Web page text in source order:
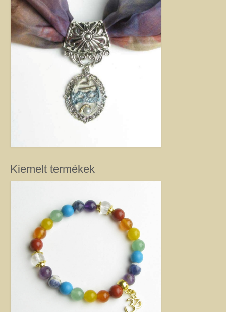
féldrágakő ékszer olyan különleges és értékes ajándék lehet, amely “nem
köszön vissza az utcán”. Szerette egyéniségéhez, stílusához és az általa
kedvelt színekhez illő egyedi vagy kis szériás Harmónia ékszer garantáltan
örömöt szerez.
Drót ékszer
Nincs két egyforma dróthajlításos ékszer, mint ahogy nincs két egyforma
egyéniség sem. A kőbefoglalással készült ékszernél nem csak a kő színe és
formája egyedi, hanem a mód, ahogy az adott követ befoglalom. (Mindig
alkotás közben derül ki, hogy mit kíván a kő, és hogyan lehet biztossá tenni
a foglalatot.) Még akkor sem tudom garantálni, hogy az adott modellből
készült darabok egyformák lesznek, ha a kövek ugyanolyan formára
ékszereket gondosan válogatott valódi ásvány, féldrágakő, kristály
pozitív hatásával rendelkeznek. (Néha gyöngy, strassz vagy fém díszítést is
kategóriában megtalálja azt, amely kiemeli egyénisége szépségét. Ha
ajándék ötletek miatt kereste fel ezt az oldalt, akkor jó helyen jár. Az egyedi,
kézimunkával készült alkotás mindig értéket képvisel. Remek ajándék
nőknek.
Fantázia ékszer
Ezen az oldalon olyan különleges és divatos ékszereket talál, amelyeket csak
részben én készítettem. Úgy vélem, helyük van a Harmónia Ékszerek
világában, mivel ezek is az egyéniség szépségét emelik ki. Nagy gonddal
válogattam ki azokat az ékszereket, amelyek megfelelnek ennek a magas
minőségi és esztétikai követelménynek. Ezeket az ékszereket azoknak
Kiemelt termékek